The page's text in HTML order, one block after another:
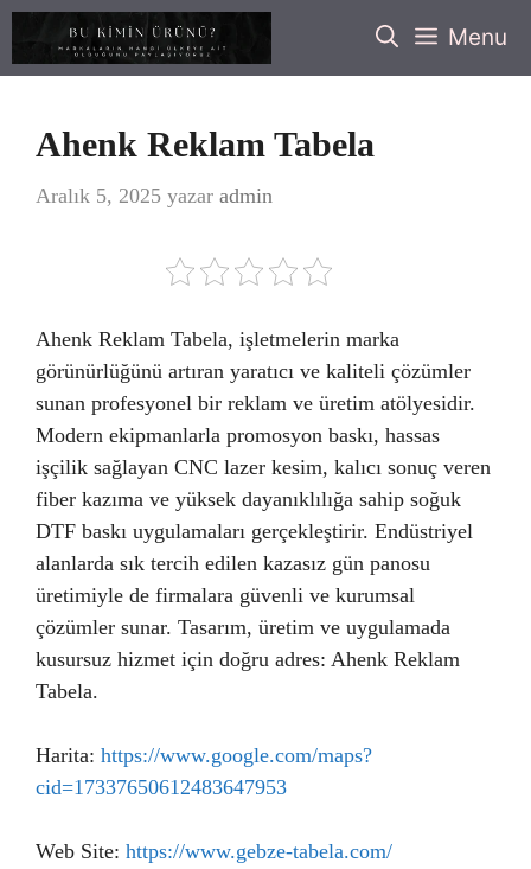
İçeriğe
Menu
Ahenk Reklam Tabela
Aralık 5, 2025 yazar admin
Ahenk Reklam Tabela, işletmelerin marka
görünürlüğünü artıran yaratıcı ve kaliteli çözümler
sunan profesyonel bir reklam ve üretim atölyesidir.
Modern ekipmanlarla promosyon baskı, hassas
işçilik sağlayan CNC lazer kesim, kalıcı sonuç veren
fiber kazıma ve yüksek dayanıklılığa sahip soğuk
DTF baskı uygulamaları gerçekleştirir. Endüstriyel
alanlarda sık tercih edilen kazasız gün panosu
üretimiyle de firmalara güvenli ve kurumsal
çözümler sunar. Tasarım, üretim ve uygulamada
kusursuz hizmet için doğru adres: Ahenk Reklam
Tabela.
Harita: https://www.google.com/maps?
cid=17337650612483647953
Web Site: https://www.gebze-tabela.com/